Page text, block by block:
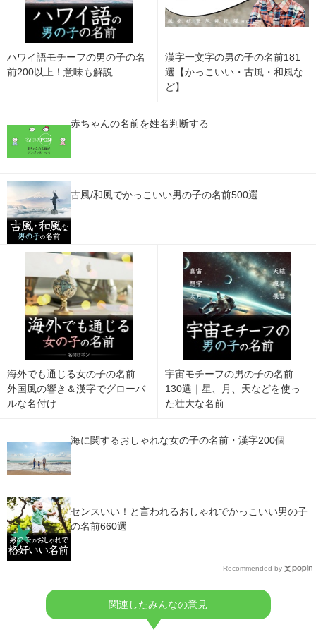
ハワイ語モチーフの男の子の名
前200以上！意味も解説
漢字一文字の男の子の名前181
選【かっこいい・古風・和風な
ど】
赤ちゃんの名前を姓名判断する
古風/和風でかっこいい男の子の名前500選
海外でも通じる女の子の名前
外国風の響き＆漢字でグローバ
ルな名付け
宇宙モチーフの男の子の名前
130選｜星、月、天などを使っ
た壮大な名前
海に関するおしゃれな女の子の名前・漢字200個
センスいい！と言われるおしゃれでかっこいい男の子
の名前660選
Recommended by
関連したみんなの意見